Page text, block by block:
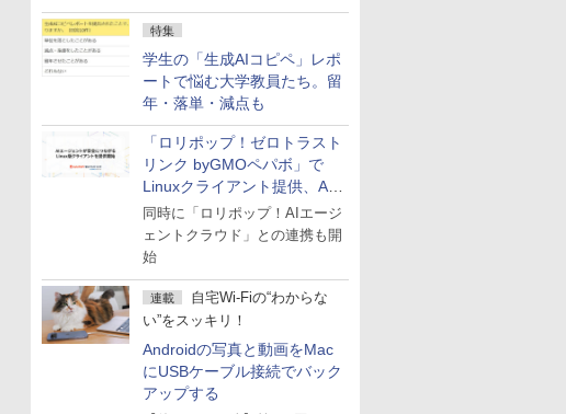
特集
学生の「生成AIコピペ」レポ
ートで悩む大学教員たち。留
年・落単・減点も
「ロリポップ！ゼロトラスト
リンク byGMOペパボ」で
Linuxクライアント提供、AI
エージェントの接続が容易に
同時に「ロリポップ！AIエージ
ェントクラウド」との連携も開
始
連載
自宅Wi-Fiの“わからな
い”をスッキリ！
Androidの写真と動画をMac
にUSBケーブル接続でバック
アップする